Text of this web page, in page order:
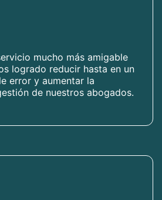
mucho más amigable
logrado reducir hasta en un
error y aumentar la
de nuestros abogados.